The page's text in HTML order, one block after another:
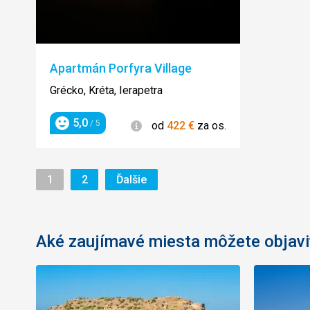
Apartmán Porfyra Village
Grécko, Kréta, Ierapetra
Hodnotenie
5,0 / 5 Informácie
od 422 € za os.
Stránka
1 Stránka
2 ĎalšieStránka
Aké zaujímavé miesta môžete